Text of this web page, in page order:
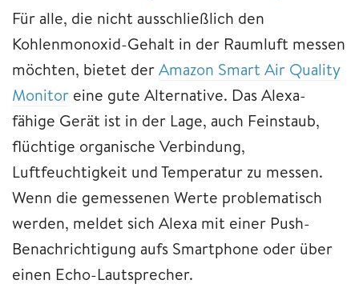
Für alle, die nicht ausschließlich den
Kohlenmonoxid-Gehalt in der Raumluft messen
möchten, bietet derAmazon Smart Air Quality
Monitor eine gute Alternative. Das Alexa-
fähige Gerät ist in der Lage, auch Feinstaub,
flüchtige organische Verbindung,
Luftfeuchtigkeit und Temperatur zu messen.
Wenn die gemessenen Werte problematisch
werden, meldet sich Alexa mit einer Push-
Benachrichtigung aufs Smartphone oder über
einen Echo-Lautsprecher.